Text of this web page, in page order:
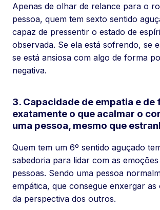
Apenas de olhar de relance para o
pessoa, quem tem sexto sentido
capaz de pressentir o estado de
observada. Se ela está sofrendo, se
se está ansiosa com algo de forma
negativa.
3. Capacidade de empatia e de
exatamente o que acalmar o
uma pessoa, mesmo que
Quem tem um 6º sentido aguçado
sabedoria para lidar com as
pessoas. Sendo uma pessoa
empática, que consegue enxergar as
da perspectiva dos outros.